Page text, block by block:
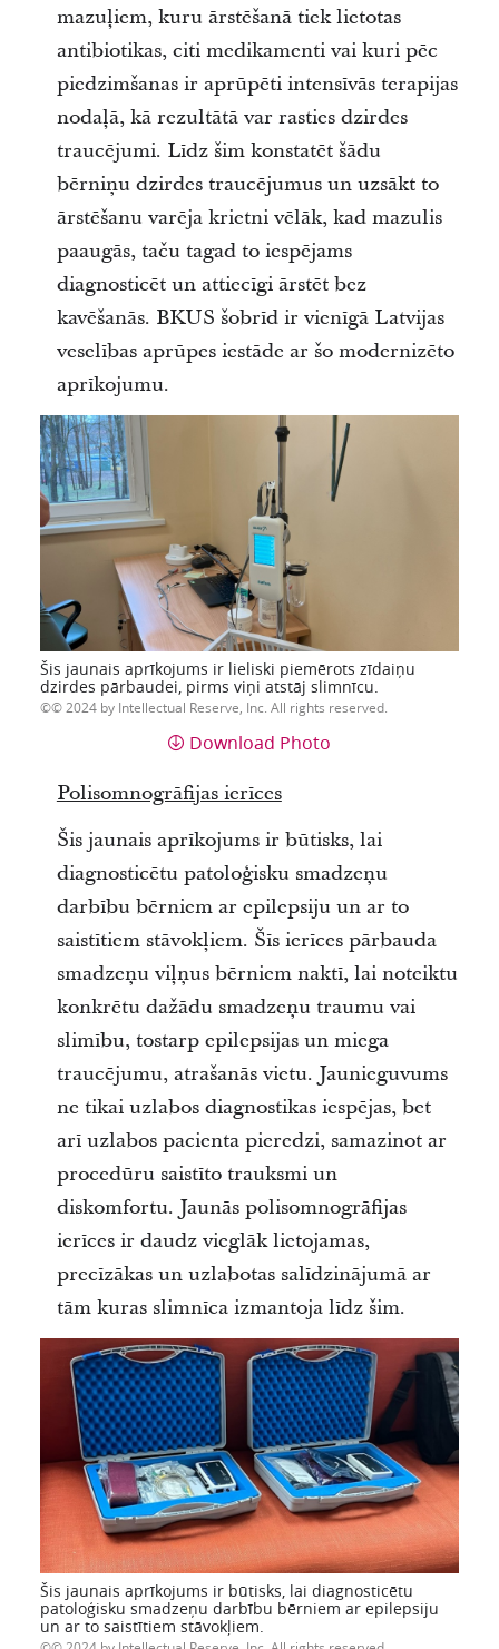
mazuļiem, kuru ārstēšanā tiek lietotas
antibiotikas, citi medikamenti vai kuri pēc
piedzimšanas ir aprūpēti intensīvās terapijas
nodaļā, kā rezultātā var rasties dzirdes
traucējumi. Līdz šim konstatēt šādu
bērniņu dzirdes traucējumus un uzsākt to
ārstēšanu varēja krietni vēlāk, kad mazulis
paaugās, taču tagad to iespējams
diagnosticēt un attiecīgi ārstēt bez
kavēšanās. BKUS šobrīd ir vienīgā Latvijas
veselības aprūpes iestāde ar šo modernizēto
aprīkojumu.
Šis jaunais aprīkojums ir lieliski piemērots zīdaiņu
dzirdes pārbaudei, pirms viņi atstāj slimnīcu.
© 2024 by Intellectual Reserve, Inc. All rights reserved.
Download Photo
Polisomnogrāfijas ierīces
Šis jaunais aprīkojums ir būtisks, lai
diagnosticētu patoloģisku smadzeņu
darbību bērniem ar epilepsiju un ar to
saistītiem stāvokļiem. Šīs ierīces pārbauda
smadzeņu viļņus bērniem naktī, lai noteiktu
konkrētu dažādu smadzeņu traumu vai
slimību, tostarp epilepsijas un miega
traucējumu, atrašanās vietu. Jaunieguvums
ne tikai uzlabos diagnostikas iespējas, bet
arī uzlabos pacienta pieredzi, samazinot ar
procedūru saistīto trauksmi un
diskomfortu. Jaunās polisomnogrāfijas
ierīces ir daudz vieglāk lietojamas,
precīzākas un uzlabotas salīdzinājumā ar
tām kuras slimnīca izmantoja līdz šim.
Šis jaunais aprīkojums ir būtisks, lai diagnosticētu
patoloģisku smadzeņu darbību bērniem ar epilepsiju
un ar to saistītiem stāvokļiem.